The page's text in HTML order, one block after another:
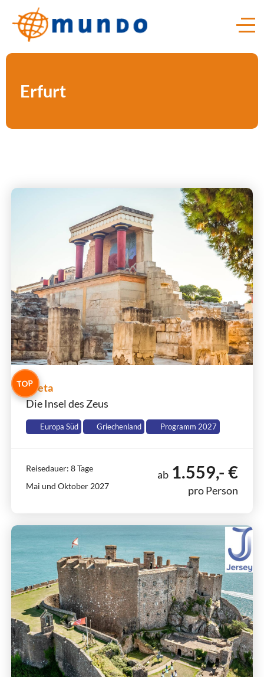
Erfurt
TOPKreta
Die Insel des Zeus
Europa Süd Griechenland Programm 2027
Reisedauer: 8 Tage
Mai und Oktober 2027
ab 1.559,- €
pro Person